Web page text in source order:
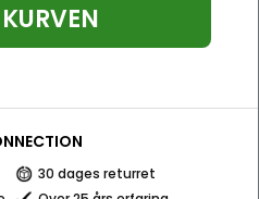
30 dages returret